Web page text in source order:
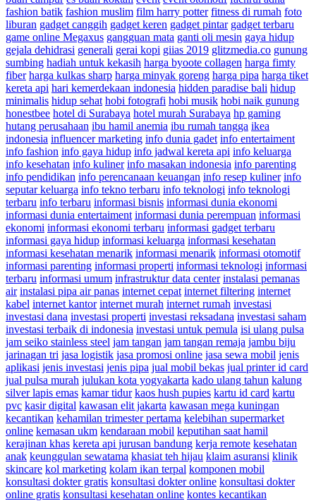
fashion batik fashion muslim film harry potter fitness di rumah foto
liburan gadget canggih gadget keren gadget pintar gadget terbaru
game online Megaxus gangguan mata ganti oli mesin gaya hidup
gejala dehidrasi generali gerai kopi giias 2019 glitzmedia.co gunung
sumbing hadiah untuk kekasih harga byoote collagen harga fimty
fiber harga kulkas sharp harga minyak goreng harga pipa harga tiket
kereta api hari kemerdekaan indonesia hidden paradise bali hidup
minimalis hidup sehat hobi fotografi hobi musik hobi naik gunung
honestbee hotel di Surabaya hotel murah Surabaya hp gaming
hutang perusahaan ibu hamil anemia ibu rumah tangga ikea
indonesia influencer marketing info dunia gadet info entertaiment
info fashion info gaya hidup info jadwal kereta api info keluarga
info kesehatan info kuliner info masakan indonesia info parenting
info pendidikan info perencanaan keuangan info resep kuliner info
seputar keluarga info tekno terbaru info teknologi info teknologi
terbaru info terbaru informasi bisnis informasi dunia ekonomi
informasi dunia entertaiment informasi dunia perempuan informasi
ekonomi informasi ekonomi terbaru informasi gadget terbaru
informasi gaya hidup informasi keluarga informasi kesehatan
informasi kesehatan menarik informasi menarik informasi otomotif
informasi parenting informasi properti informasi teknologi informasi
terbaru informasi umum infrastruktur data center instalasi pemanas
air instalasi pipa air panas internet cepat internet filtering internet
kabel internet kantor internet murah internet rumah investasi
investasi dana investasi properti investasi reksadana investasi saham
investasi terbaik di indonesia investasi untuk pemula isi ulang pulsa
jam seiko stainless steel jam tangan jam tangan remaja jambu biju
jarinagan tri jasa logistik jasa promosi online jasa sewa mobil jenis
aplikasi jenis investasi jenis pipa jual mobil bekas jual printer id card
jual pulsa murah julukan kota yogyakarta kado ulang tahun kalung
silver lapis emas kamar tidur kaos hush pupies kartu id card kartu
pvc kasir digital kawasan elit jakarta kawasan mega kuningan
kecantikan kehamilan trimester pertama kelebihan supermarket
online kemasan ukm kendaraan mobil keputihan saat hamil
kerajinan khas kereta api jurusan bandung kerja remote kesehatan
anak keunggulan sewatama khasiat teh hijau klaim asuransi klinik
skincare kol marketing kolam ikan terpal komponen mobil
konsultasi dokter gratis konsultasi dokter online konsultasi dokter
online gratis konsultasi kesehatan online kontes kecantikan